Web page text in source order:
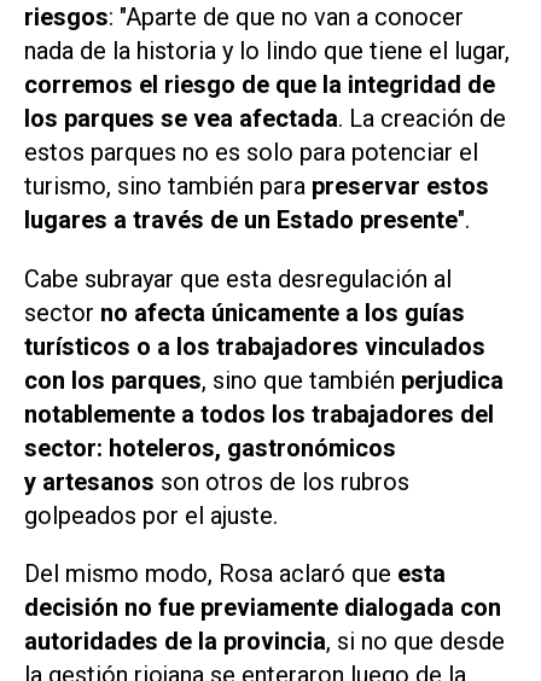
riesgos: "Aparte de que no van a conocer
nada de la historia y lo lindo que tiene el lugar,
corremos el riesgo de que la integridad de
los parques se vea afectada. La creación de
estos parques no es solo para potenciar el
turismo, sino también para preservar estos
lugares a través de un Estado presente".
Cabe subrayar que esta desregulación al
sector no afecta únicamente a los guías
turísticos o a los trabajadores vinculados
con los parques, sino que también perjudica
notablemente a todos los trabajadores del
sector: hoteleros, gastronómicos
y artesanos son otros de los rubros
golpeados por el ajuste.
Del mismo modo, Rosa aclaró que esta
decisión no fue previamente dialogada con
autoridades de la provincia, si no que desde